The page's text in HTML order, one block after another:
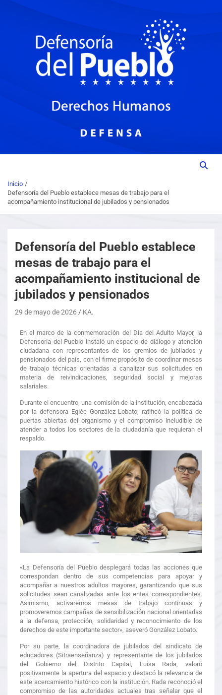
DEFENSORIA DEL PUEBLO
Institución del Poder Ciudadano para la Promoción, Defensa y
Inicio
Defensoría del Pueblo establece mesas de trabajo para el
acompañamiento institucional de jubilados y pensionados
Defensoría del Pueblo establece
mesas de trabajo para el
acompañamiento institucional de
jubilados y pensionados
29 de mayo de 2026 KA.
En el marco de la conmemoración del Día del Adulto Mayor, la
Defensoría del Pueblo instaló un espacio de diálogo y atención
ciudadana con representantes de los gremios de jubilados y
pensionados del país, con el firme propósito de coordinar mesas
de trabajo técnicas orientadas a canalizar sus solicitudes en
materia de reivindicaciones, seguridad social y mejoras
salariales.
Durante el encuentro, una comisión de la institución, encabezada
por la defensora Eglée González Lobato, ratificó la política de
puertas abiertas del organismo y el compromiso ineludible de
atender a todos los sectores de la ciudadanía que requieran el
respaldo.
«La Defensoría del Pueblo desplegará todas las acciones que
correspondan dentro de sus competencias para apoyar y
acompañar a nuestros adultos mayores, garantizando que sus
solicitudes sean canalizadas ante los entes correspondientes.
Asimismo, activaremos mesas de trabajo continuas y
promoveremos campañas de sensibilización nacional orientadas
a la defensa, protección, solidaridad y reconocimiento de los
derechos de este importante sector», aseveró González Lobato.
Por su parte, la coordinadora de jubilados del sindicato de
educadores (Sitraenseñanza) y representante de los jubilados
del Gobierno del Distrito Capital, Luisa Rada, valoró
positivamente la apertura del espacio y destacó la relevancia de
este acercamiento histórico con la institución. Rada reconoció el
compromiso de las autoridades actuales tras señalar que el